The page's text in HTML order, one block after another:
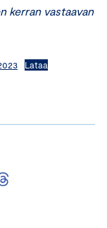
kerran vastaavan
Lataa